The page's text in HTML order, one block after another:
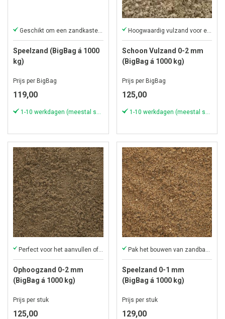
Speelzand (BigBag á 1000
kg)
Prijs per BigBag
119,00
1-10 werkdagen (meestal sneller)
Hoogwaardig vulzand voor een betaalbare prijs
Schoon Vulzand 0-2 mm
(BigBag á 1000 kg)
Prijs per BigBag
125,00
1-10 werkdagen (meestal sneller)
Perfect voor het aanvullen of ophogen van elk oppervlak
Ophoogzand 0-2 mm
(BigBag á 1000 kg)
Prijs per stuk
125,00
Pak het bouwen van zandbakken groots aan
Speelzand 0-1 mm
(BigBag á 1000 kg)
Prijs per stuk
129,00